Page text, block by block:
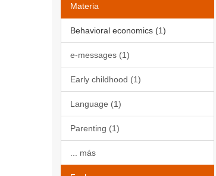
Materia
Behavioral economics (1)
e-messages (1)
Early childhood (1)
Language (1)
Parenting (1)
... más